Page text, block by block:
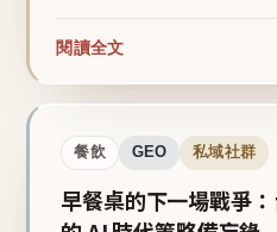
閱讀全文
餐飲 GEO 私域社群
早餐桌的下一場戰爭